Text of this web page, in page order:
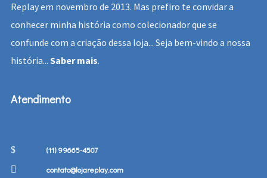
Replay em novembro de 2013. Mas prefiro te convidar a
conhecer minha história como colecionador que se
confunde com a criação dessa loja... Seja bem-vindo a nossa
história... Saber mais.
Atendimento
(11) 99665-4507
contato@lojareplay.com